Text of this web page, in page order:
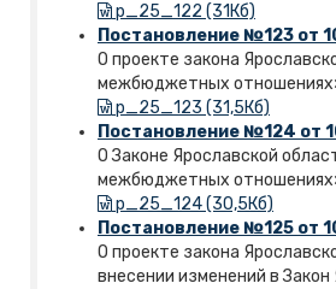
p_25_122 (31Кб)
Постановление №123 от
О проекте закона
межбюджетных
p_25_123 (31,5Кб)
Постановление №124 от
О Законе Ярославской
межбюджетных
p_25_124 (30,5Кб)
Постановление №125 от
О проекте закона
внесении изменений в Закон